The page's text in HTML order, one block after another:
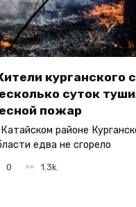
курганского
суток
пожар
районе
едва не сгорело
0 1.3k.